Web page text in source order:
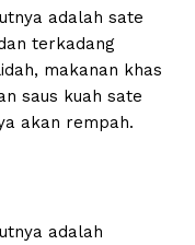
adalah sate
terkadang
makanan khas
saus kuah sate
akan rempah.
adalah